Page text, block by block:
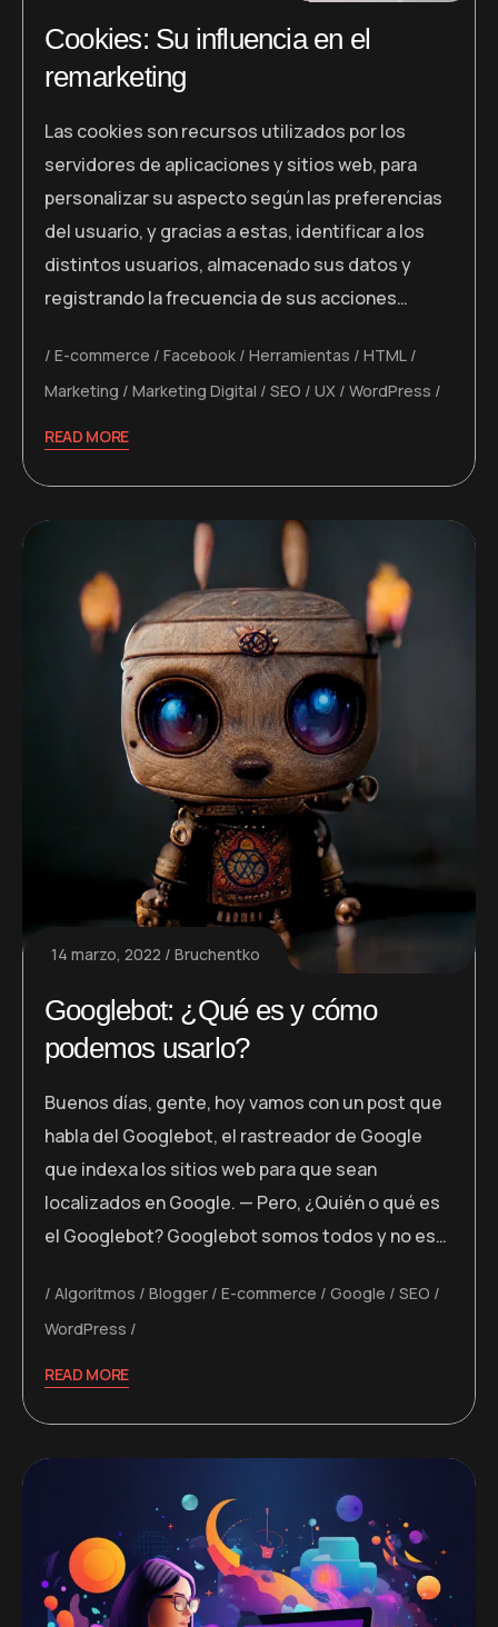
Cookies: Su influencia en el
remarketing
Las cookies son recursos utilizados por los
servidores de aplicaciones y sitios web, para
personalizar su aspecto según las preferencias
del usuario, y gracias a estas, identificar a los
distintos usuarios, almacenado sus datos y
registrando la frecuencia de sus acciones…
E-commerce Facebook Herramientas
HTML
Marketing
Marketing Digital SEO UX WordPress
READ MORE
14 marzo, 2022 Bruchentko
Googlebot: ¿Qué es y cómo
podemos usarlo?
Buenos días, gente, hoy vamos con un post que
habla del Googlebot, el rastreador de Google
que indexa los sitios web para que sean
localizados en Google. — Pero, ¿Quién o qué es
el Googlebot? Googlebot somos todos y no es…
Algoritmos Blogger E-commerce Google
SEO
WordPress
READ MORE